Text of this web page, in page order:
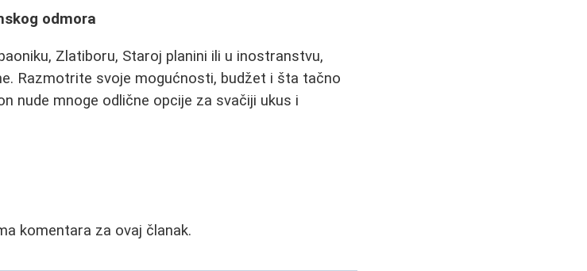
odmora
Zlatiboru, Staroj planini ili u inostranstvu,
Razmotrite svoje mogućnosti, budžet i šta tačno
nude mnoge odlične opcije za svačiji ukus i
komentara za ovaj članak.